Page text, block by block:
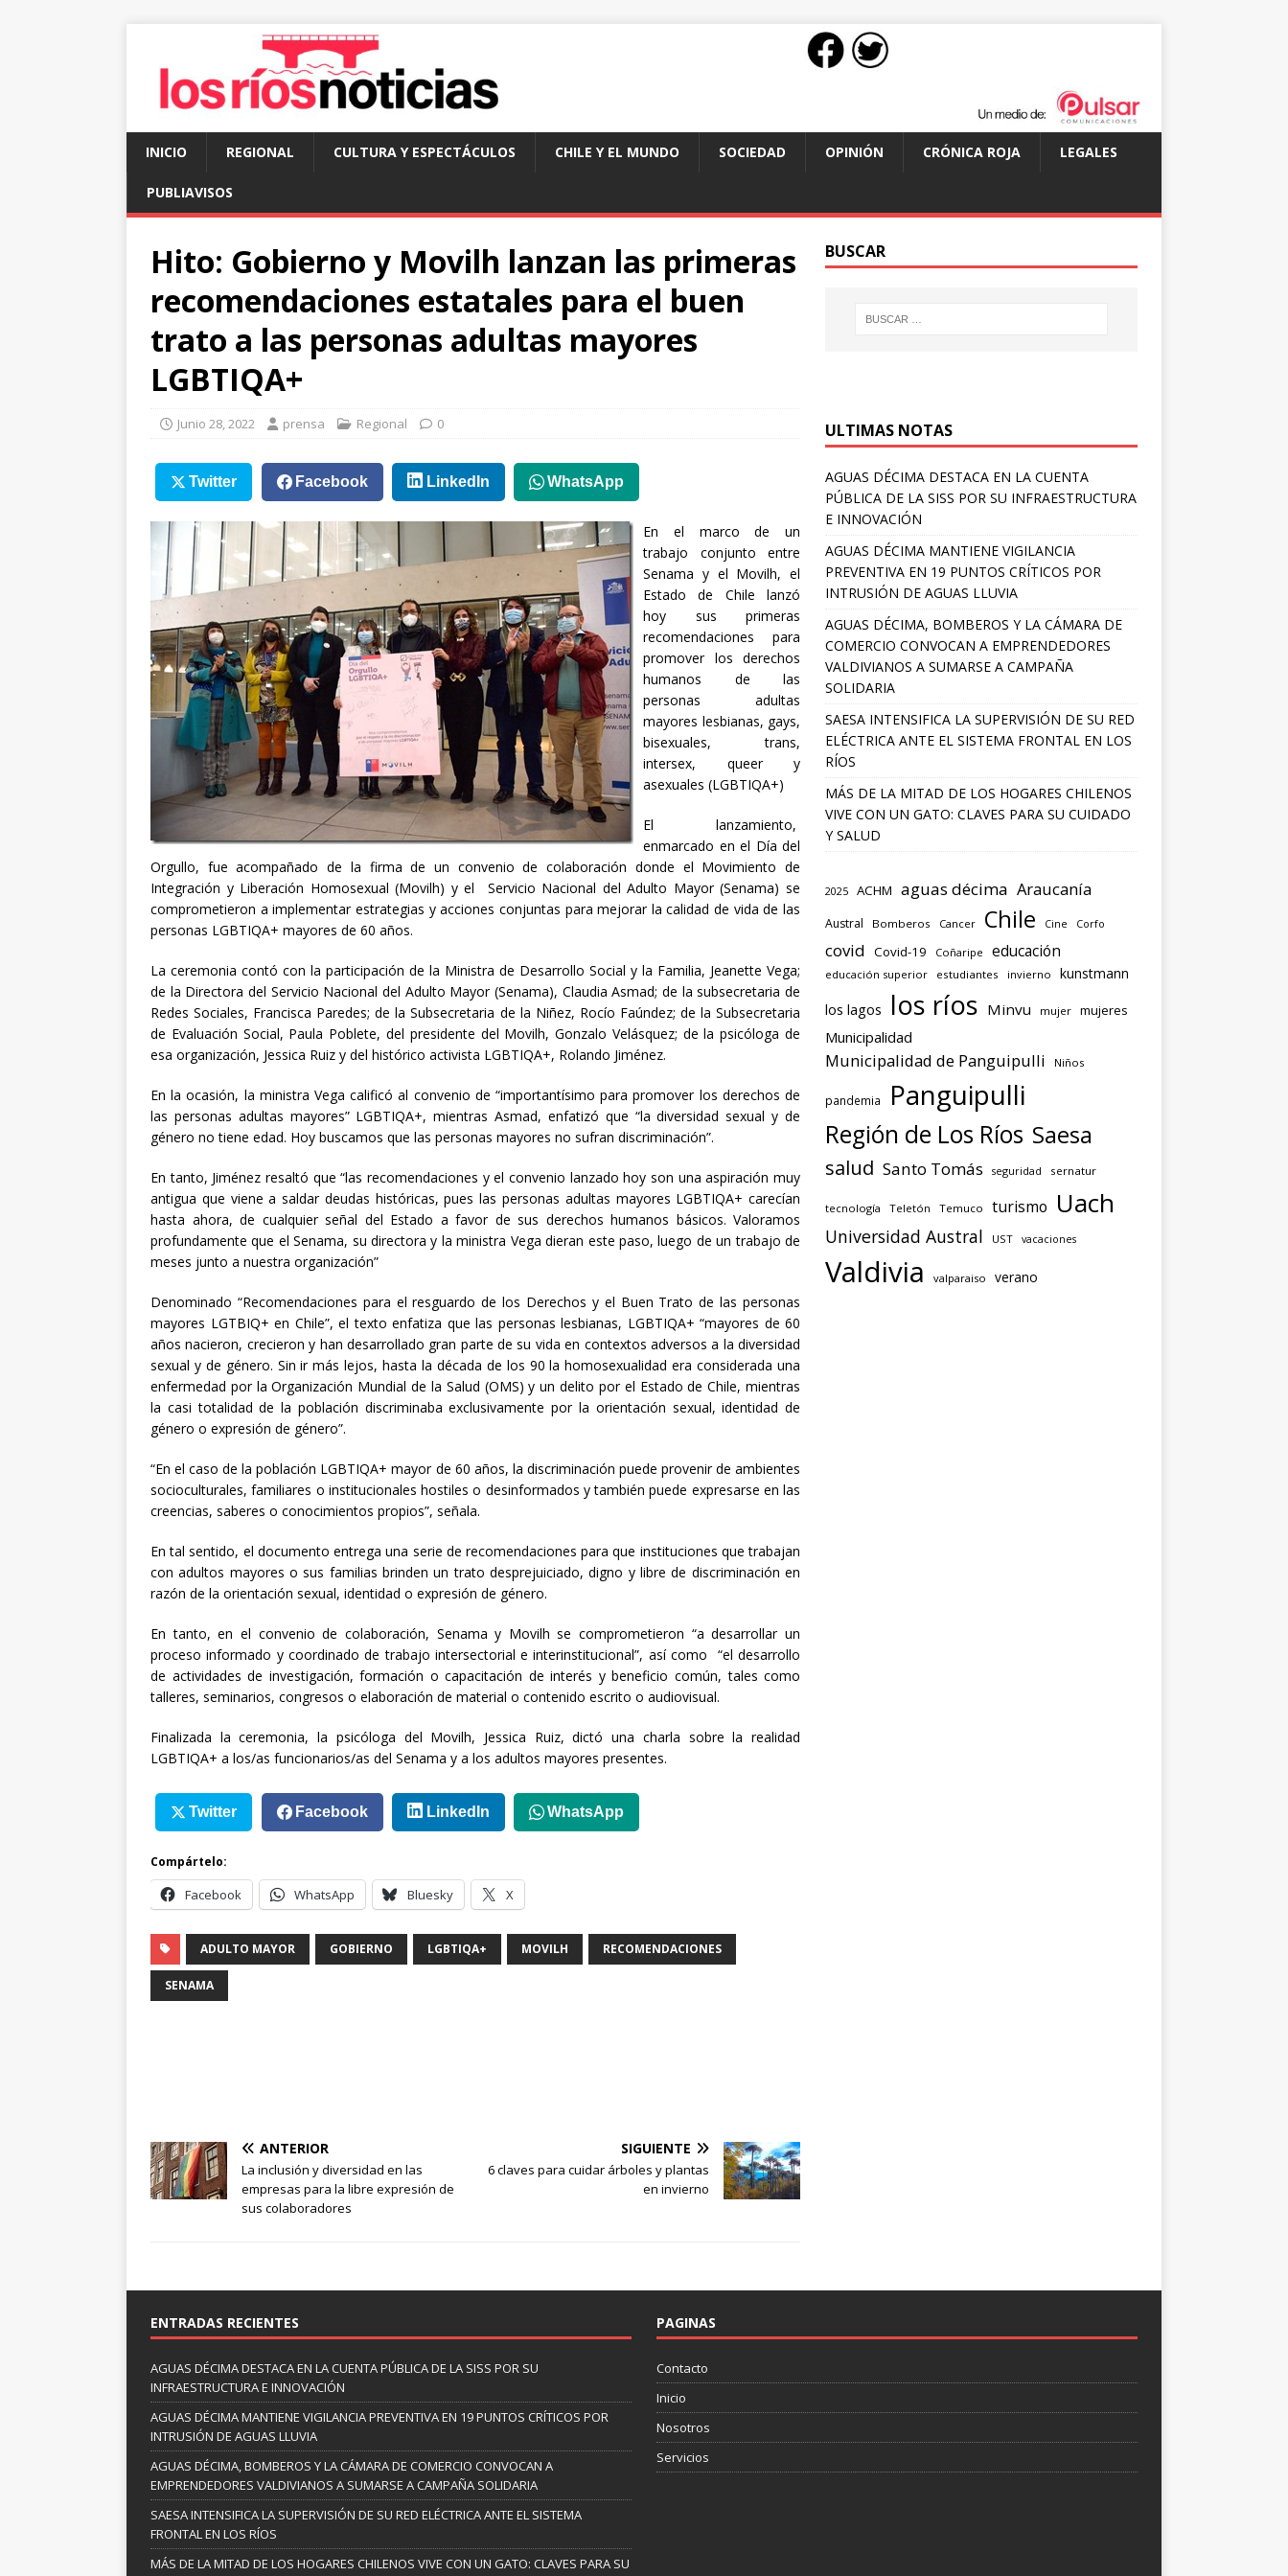
INICIO REGIONAL CULTURA Y ESPECTÁCULOS CHILE Y EL MUNDO SOCIEDAD OPINIÓN CRÓNICA ROJA LEGALES
PUBLIAVISOS
Hito: Gobierno y Movilh lanzan las primeras
recomendaciones estatales para el buen
trato a las personas adultas mayores
LGBTIQA+
Junio 28, 2022 prensa Regional 0
Twitter Facebook LinkedIn WhatsApp
En el marco de un
trabajo conjunto entre
Senama y el Movilh, el
Estado de Chile lanzó
hoy sus primeras
recomendaciones para
promover los derechos
humanos de las
personas adultas
mayores lesbianas, gays,
bisexuales, trans,
intersex, queer y
asexuales (LGBTIQA+)
El lanzamiento,
enmarcado en el Día del
Orgullo, fue acompañado de la firma de un convenio de colaboración donde el Movimiento de
Integración y Liberación Homosexual (Movilh) y el Servicio Nacional del Adulto Mayor (Senama) se
comprometieron a implementar estrategias y acciones conjuntas para mejorar la calidad de vida de las
personas LGBTIQA+ mayores de 60 años.
La ceremonia contó con la participación de la Ministra de Desarrollo Social y la Familia, Jeanette Vega;
de la Directora del Servicio Nacional del Adulto Mayor (Senama), Claudia Asmad; de la subsecretaria de
Redes Sociales, Francisca Paredes; de la Subsecretaria de la Niñez, Rocío Faúndez; de la Subsecretaria
de Evaluación Social, Paula Poblete, del presidente del Movilh, Gonzalo Velásquez; de la psicóloga de
esa organización, Jessica Ruiz y del histórico activista LGBTIQA+, Rolando Jiménez.
En la ocasión, la ministra Vega calificó al convenio de “importantísimo para promover los derechos de
las personas adultas mayores” LGBTIQA+, mientras Asmad, enfatizó que “la diversidad sexual y de
género no tiene edad. Hoy buscamos que las personas mayores no sufran discriminación”.
En tanto, Jiménez resaltó que “las recomendaciones y el convenio lanzado hoy son una aspiración muy
antigua que viene a saldar deudas históricas, pues las personas adultas mayores LGBTIQA+ carecían
hasta ahora, de cualquier señal del Estado a favor de sus derechos humanos básicos. Valoramos
profundamente que el Senama, su directora y la ministra Vega dieran este paso, luego de un trabajo de
meses junto a nuestra organización”
Denominado “Recomendaciones para el resguardo de los Derechos y el Buen Trato de las personas
mayores LGTBIQ+ en Chile”, el texto enfatiza que las personas lesbianas, LGBTIQA+ “mayores de 60
años nacieron, crecieron y han desarrollado gran parte de su vida en contextos adversos a la diversidad
sexual y de género. Sin ir más lejos, hasta la década de los 90 la homosexualidad era considerada una
enfermedad por la Organización Mundial de la Salud (OMS) y un delito por el Estado de Chile, mientras
la casi totalidad de la población discriminaba exclusivamente por la orientación sexual, identidad de
género o expresión de género”.
“En el caso de la población LGBTIQA+ mayor de 60 años, la discriminación puede provenir de ambientes
socioculturales, familiares o institucionales hostiles o desinformados y también puede expresarse en las
creencias, saberes o conocimientos propios”, señala.
En tal sentido, el documento entrega una serie de recomendaciones para que instituciones que trabajan
con adultos mayores o sus familias brinden un trato desprejuiciado, digno y libre de discriminación en
razón de la orientación sexual, identidad o expresión de género.
En tanto, en el convenio de colaboración, Senama y Movilh se comprometieron “a desarrollar un
proceso informado y coordinado de trabajo intersectorial e interinstitucional”, así como “el desarrollo
de actividades de investigación, formación o capacitación de interés y beneficio común, tales como
talleres, seminarios, congresos o elaboración de material o contenido escrito o audiovisual.
Finalizada la ceremonia, la psicóloga del Movilh, Jessica Ruiz, dictó una charla sobre la realidad
LGBTIQA+ a los/as funcionarios/as del Senama y a los adultos mayores presentes.
Twitter Facebook LinkedIn WhatsApp
Compártelo:
Facebook WhatsApp Bluesky X
ADULTO MAYOR GOBIERNO LGBTIQA+ MOVILH RECOMENDACIONES
SENAMA
ANTERIOR
La inclusión y diversidad en las
empresas para la libre expresión de
sus colaboradores
SIGUIENTE
6 claves para cuidar árboles y plantas
en invierno
BUSCAR
ULTIMAS NOTAS
AGUAS DÉCIMA DESTACA EN LA CUENTA
PÚBLICA DE LA SISS POR SU INFRAESTRUCTURA
E INNOVACIÓN
AGUAS DÉCIMA MANTIENE VIGILANCIA
PREVENTIVA EN 19 PUNTOS CRÍTICOS POR
INTRUSIÓN DE AGUAS LLUVIA
AGUAS DÉCIMA, BOMBEROS Y LA CÁMARA DE
COMERCIO CONVOCAN A EMPRENDEDORES
VALDIVIANOS A SUMARSE A CAMPAÑA
SOLIDARIA
SAESA INTENSIFICA LA SUPERVISIÓN DE SU RED
ELÉCTRICA ANTE EL SISTEMA FRONTAL EN LOS
RÍOS
MÁS DE LA MITAD DE LOS HOGARES CHILENOS
VIVE CON UN GATO: CLAVES PARA SU CUIDADO
Y SALUD
2025 ACHM aguas décima Araucanía
Austral Bomberos Cancer Chile Cine Corfo
covid Covid-19 Coñaripe educación
educación superior estudiantes invierno kunstmann
los lagos los ríos Minvu mujer mujeres
Municipalidad
Municipalidad de Panguipulli Niños
pandemia Panguipulli
Región de Los Ríos Saesa
salud Santo Tomás seguridad sernatur
tecnología Teletón Temuco turismo Uach
Universidad Austral UST vacaciones
Valdivia valparaiso verano
ENTRADAS RECIENTES
AGUAS DÉCIMA DESTACA EN LA CUENTA PÚBLICA DE LA SISS POR SU
INFRAESTRUCTURA E INNOVACIÓN
AGUAS DÉCIMA MANTIENE VIGILANCIA PREVENTIVA EN 19 PUNTOS CRÍTICOS POR
INTRUSIÓN DE AGUAS LLUVIA
AGUAS DÉCIMA, BOMBEROS Y LA CÁMARA DE COMERCIO CONVOCAN A
EMPRENDEDORES VALDIVIANOS A SUMARSE A CAMPAÑA SOLIDARIA
SAESA INTENSIFICA LA SUPERVISIÓN DE SU RED ELÉCTRICA ANTE EL SISTEMA
FRONTAL EN LOS RÍOS
MÁS DE LA MITAD DE LOS HOGARES CHILENOS VIVE CON UN GATO: CLAVES PARA SU
PAGINAS
Contacto
Inicio
Nosotros
Servicios